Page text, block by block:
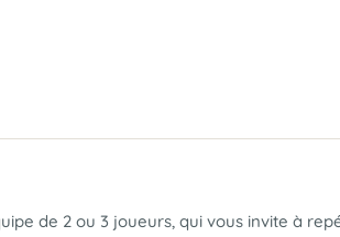
de 2 ou 3 joueurs, qui vous invite à